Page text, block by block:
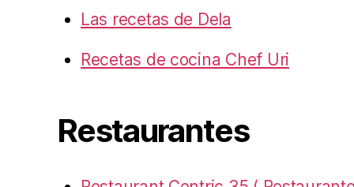
Las recetas de Dela
Recetas de cocina Chef Uri
Restaurantes